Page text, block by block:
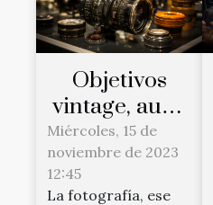
Objetivos
vintage, auge
en la
fotografía
moderna
Miércoles, 15 de
noviembre de 2023
12:45
La fotografía, ese